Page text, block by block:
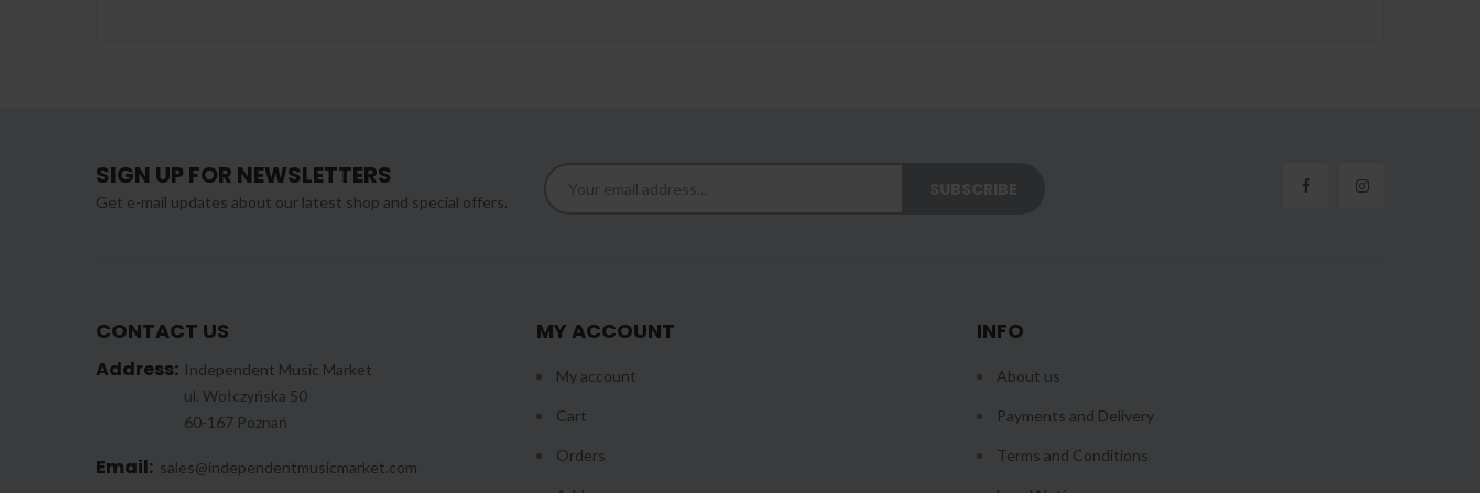
SIGN UP FOR NEWSLETTERS
Get e-mail updates about our latest shop and special offers.
CONTACT US
Address: Independent Music Market
ul. Wołczyńska 50
60-167 Poznań
Email: sales@independentmusicmarket.com
MY ACCOUNT
My account
Cart
Orders
INFO
About us
Payments and Delivery
Terms and Conditions